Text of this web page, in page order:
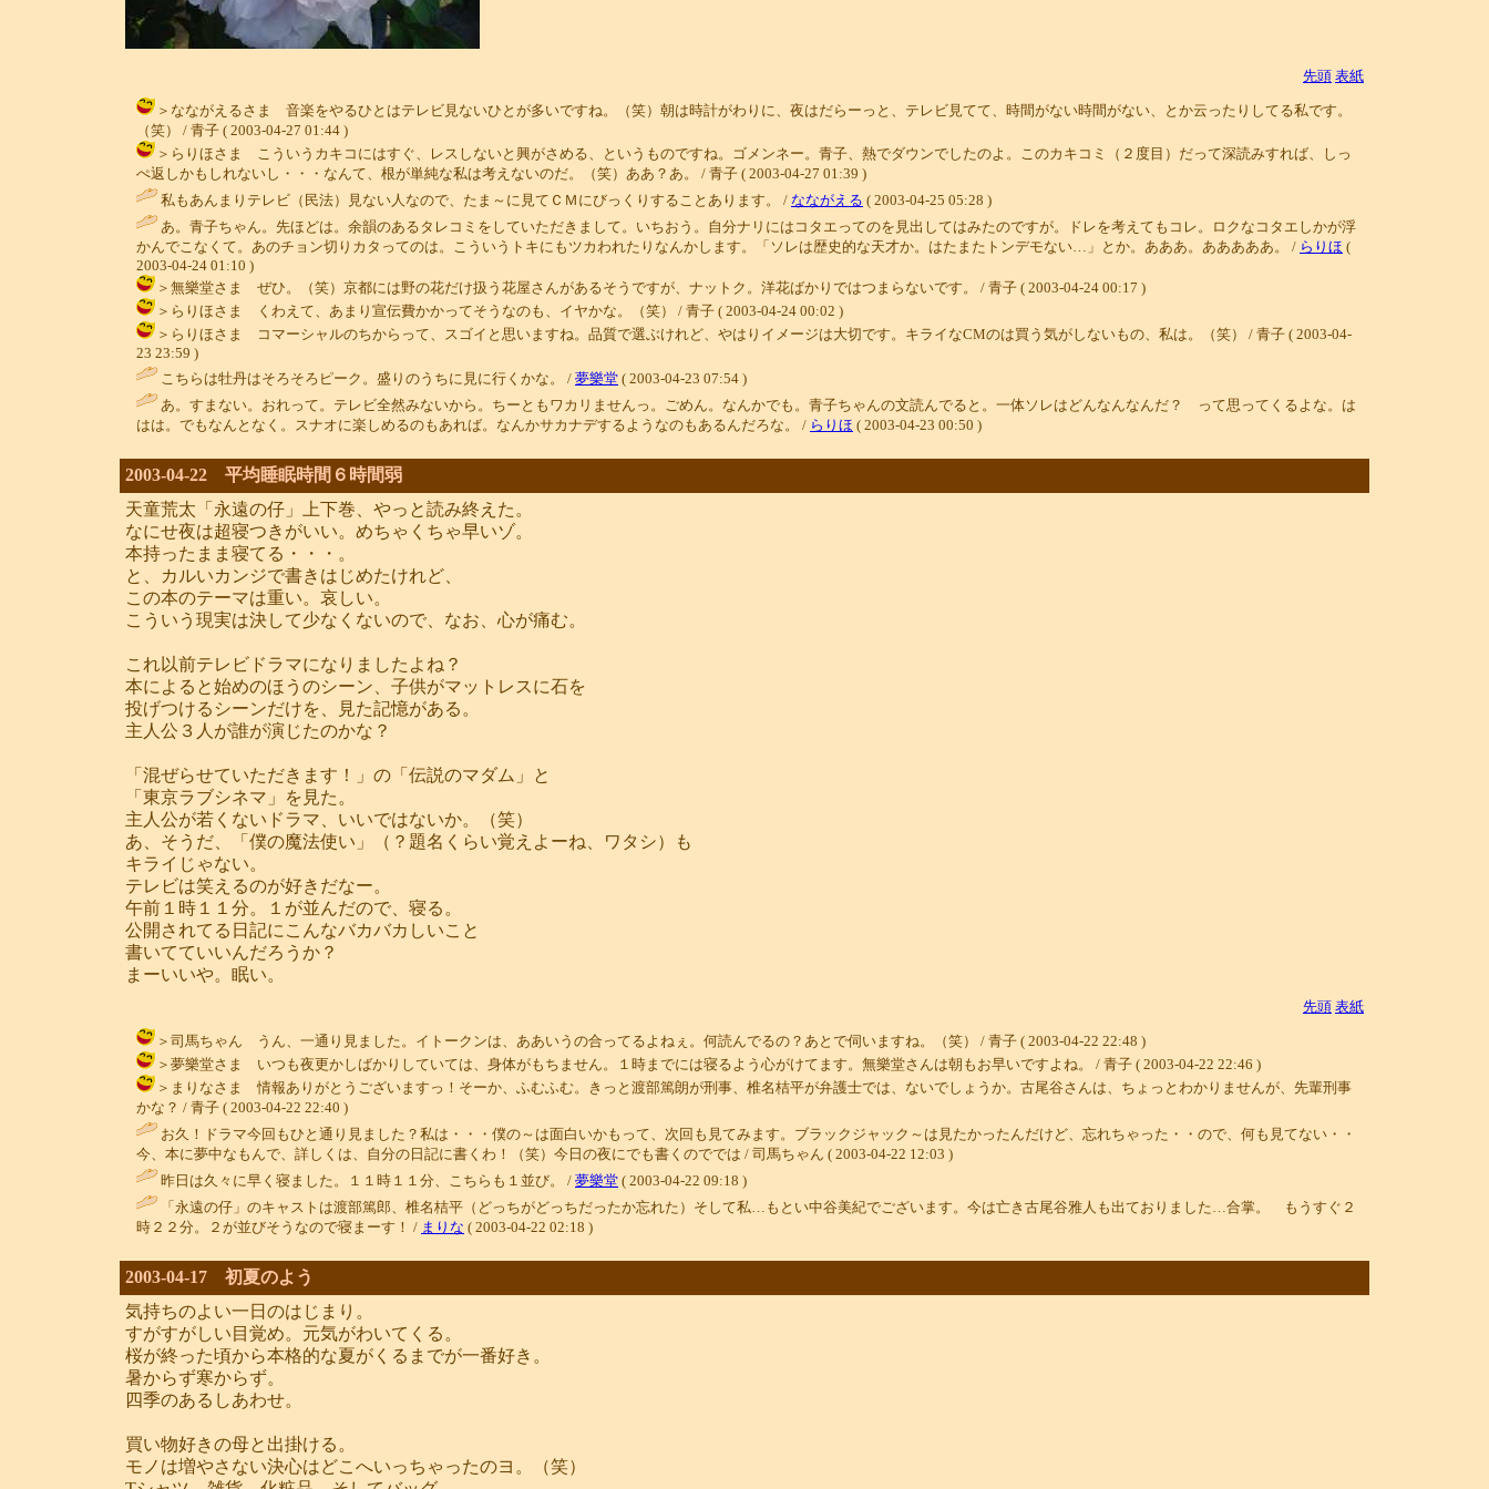
先頭 表紙
＞なながえるさま 音楽をやるひとはテレビ見ないひとが多いですね。（笑）朝は時計がわりに、夜はだらーっと、テレビ見てて、時間がない時間がない、とか云ったりしてる私です。
（笑） / 青子 ( 2003-04-27 01:44 )
＞らりほさま こういうカキコにはすぐ、レスしないと興がさめる、というものですね。ゴメンネー。青子、熱でダウンでしたのよ。このカキコミ（２度目）だって深読みすれば、しっ
ぺ返しかもしれないし・・・なんて、根が単純な私は考えないのだ。（笑）ああ？あ。 / 青子 ( 2003-04-27 01:39 )
私もあんまりテレビ（民法）見ない人なので、たま～に見てＣＭにびっくりすることあります。 / なながえる ( 2003-04-25 05:28 )
あ。青子ちゃん。先ほどは。余韻のあるタレコミをしていただきまして。いちおう。自分ナリにはコタエってのを見出してはみたのですが。ドレを考えてもコレ。ロクなコタエしかが浮
かんでこなくて。あのチョン切りカタってのは。こういうトキにもツカわれたりなんかします。「ソレは歴史的な天才か。はたまたトンデモない…」とか。あああ。あああああ。 / らりほ (
2003-04-24 01:10 )
＞無樂堂さま ぜひ。（笑）京都には野の花だけ扱う花屋さんがあるそうですが、ナットク。洋花ばかりではつまらないです。 / 青子 ( 2003-04-24 00:17 )
＞らりほさま くわえて、あまり宣伝費かかってそうなのも、イヤかな。（笑） / 青子 ( 2003-04-24 00:02 )
＞らりほさま コマーシャルのちからって、スゴイと思いますね。品質で選ぶけれど、やはりイメージは大切です。キライなCMのは買う気がしないもの、私は。（笑） / 青子 ( 2003-04-
23 23:59 )
こちらは牡丹はそろそろピーク。盛りのうちに見に行くかな。 / 夢樂堂 ( 2003-04-23 07:54 )
あ。すまない。おれって。テレビ全然みないから。ちーともワカリませんっ。ごめん。なんかでも。青子ちゃんの文読んでると。一体ソレはどんなんなんだ？ って思ってくるよな。は
はは。でもなんとなく。スナオに楽しめるのもあれば。なんかサカナデするようなのもあるんだろな。 / らりほ ( 2003-04-23 00:50 )
2003-04-22 平均睡眠時間６時間弱
天童荒太「永遠の仔」上下巻、やっと読み終えた。
なにせ夜は超寝つきがいい。めちゃくちゃ早いゾ。
本持ったまま寝てる・・・。
と、カルいカンジで書きはじめたけれど、
この本のテーマは重い。哀しい。
こういう現実は決して少なくないので、なお、心が痛む。
これ以前テレビドラマになりましたよね？
本によると始めのほうのシーン、子供がマットレスに石を
投げつけるシーンだけを、見た記憶がある。
主人公３人が誰が演じたのかな？
「混ぜらせていただきます！」の「伝説のマダム」と
「東京ラブシネマ」を見た。
主人公が若くないドラマ、いいではないか。（笑）
あ、そうだ、「僕の魔法使い」（？題名くらい覚えよーね、ワタシ）も
キライじゃない。
テレビは笑えるのが好きだなー。
午前１時１１分。１が並んだので、寝る。
公開されてる日記にこんなバカバカしいこと
書いてていいんだろうか？
まーいいや。眠い。
先頭 表紙
＞司馬ちゃん うん、一通り見ました。イトークンは、ああいうの合ってるよねぇ。何読んでるの？あとで伺いますね。（笑） / 青子 ( 2003-04-22 22:48 )
＞夢樂堂さま いつも夜更かしばかりしていては、身体がもちません。１時までには寝るよう心がけてます。無樂堂さんは朝もお早いですよね。 / 青子 ( 2003-04-22 22:46 )
＞まりなさま 情報ありがとうございますっ！そーか、ふむふむ。きっと渡部篤朗が刑事、椎名桔平が弁護士では、ないでしょうか。古尾谷さんは、ちょっとわかりませんが、先輩刑事
かな？ / 青子 ( 2003-04-22 22:40 )
お久！ドラマ今回もひと通り見ました？私は・・・僕の～は面白いかもって、次回も見てみます。ブラックジャック～は見たかったんだけど、忘れちゃった・・ので、何も見てない・・
今、本に夢中なもんで、詳しくは、自分の日記に書くわ！（笑）今日の夜にでも書くのででは / 司馬ちゃん ( 2003-04-22 12:03 )
昨日は久々に早く寝ました。１１時１１分、こちらも１並び。 / 夢樂堂 ( 2003-04-22 09:18 )
「永遠の仔」のキャストは渡部篤郎、椎名桔平（どっちがどっちだったか忘れた）そして私…もとい中谷美紀でございます。今は亡き古尾谷雅人も出ておりました…合掌。 もうすぐ２
時２２分。２が並びそうなので寝まーす！ / まりな ( 2003-04-22 02:18 )
2003-04-17 初夏のよう
気持ちのよい一日のはじまり。
すがすがしい目覚め。元気がわいてくる。
桜が終った頃から本格的な夏がくるまでが一番好き。
暑からず寒からず。
四季のあるしあわせ。
買い物好きの母と出掛ける。
モノは増やさない決心はどこへいっちゃったのヨ。（笑）